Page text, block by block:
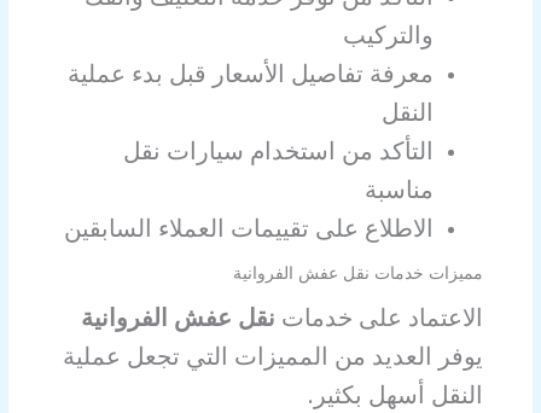
والتركيب
معرفة تفاصيل الأسعار قبل بدء عملية
النقل
التأكد من استخدام سيارات نقل
مناسبة
الاطلاع على تقييمات العملاء السابقين
مميزات خدمات نقل عفش الفروانية
الاعتماد على خدمات نقل عفش الفروانية
يوفر العديد من المميزات التي تجعل عملية
النقل أسهل بكثير.